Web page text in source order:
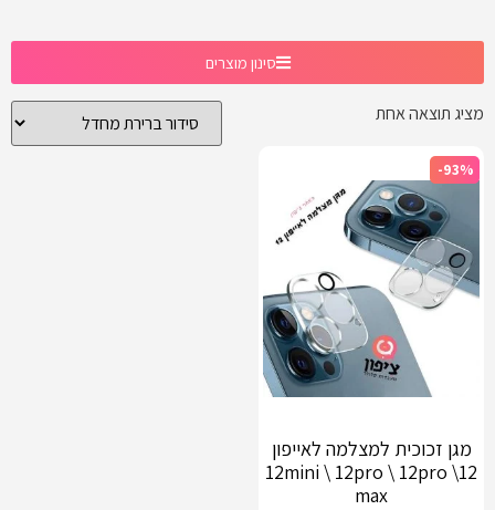
סינון מוצרים
מציג תוצאה אחת
-93%
מגן זכוכית למצלמה לאייפון
12\ 12mini \ 12pro \ 12pro
max